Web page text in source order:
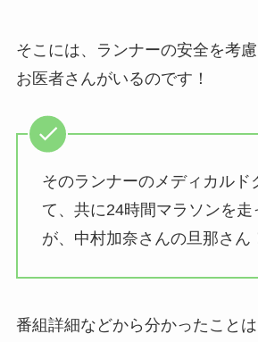
そこには、ランナーの安全を考
お医者さんがいるのです！
そのランナーのメディカルド
て、共に24時間マラソンを走
が、中村加奈さんの旦那さん
番組詳細などから分かったこと